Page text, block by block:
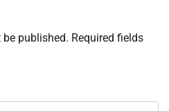
published. Required fields